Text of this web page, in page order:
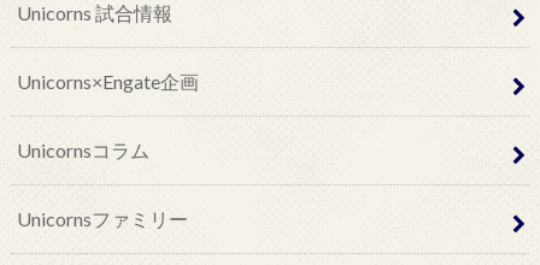
Unicorns 試合情報
Unicorns×Engate企画
Unicornsコラム
Unicornsファミリー